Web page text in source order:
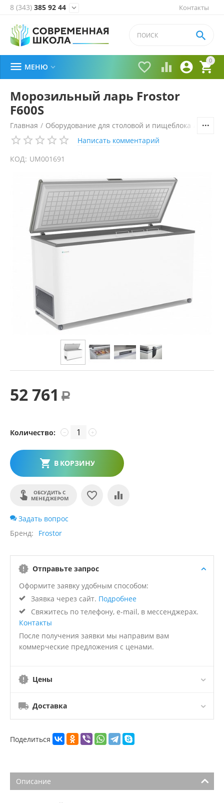
Контакты
8 (343) 385 92 44 
0


 

 МЕНЮ 
Морозильный ларь Frostor
F600S
Главная / Оборудование для столовой и пищеблока
Написать комментарий
КОД: UM001691
52 761 Р
Количество: +
−
В КОРЗИНУ
ОБСУДИТЬ С
МЕНЕДЖЕРОМ
Задать вопрос
Бренд
Frostor
Отправьте запрос
Оформите заявку удобным способом:
Заявка через сайт. Подробнее
Свяжитесь по телефону, e-mail, в мессенджерах.
Контакты
После получения заявки мы направим вам
коммерческие предложения с ценами.
Цены
Доставка
Поделиться
Описание